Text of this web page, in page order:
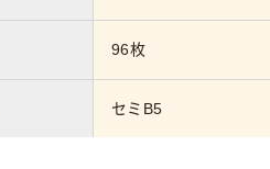
96枚
セミB5